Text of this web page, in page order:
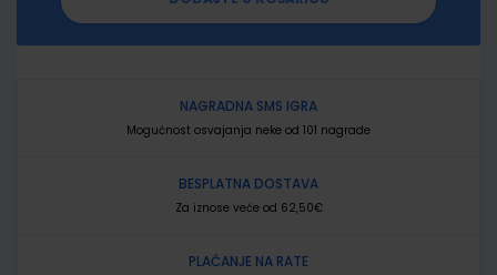
NAGRADNA SMS IGRA
Mogućnost osvajanja neke od 101 nagrade
BESPLATNA DOSTAVA
Za iznose veće od 62,50€
PLAĆANJE NA RATE